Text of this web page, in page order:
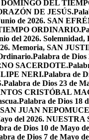
DOMINGO DEL
DE JESÚS.
de 2026. SAN
ORDINARIO.
del 2026.
Memoria, SAN
Palabra de
SACERDOTE.
NERI.Palabra de
Palabra de Dios 23 de
CRISTÓBAL
Palabra de Dios 18
SAN JUAN
del 2026.
de Dios 10 de Mayo
de Dios 7 de Mayo